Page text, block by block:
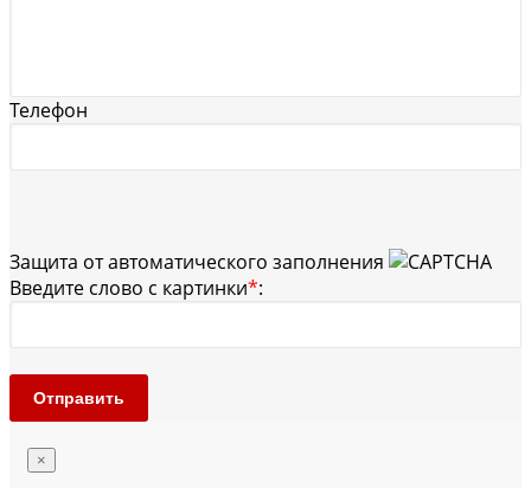
Телефон
Защита от автоматического заполнения
Введите слово с картинки*:
Отправить
×